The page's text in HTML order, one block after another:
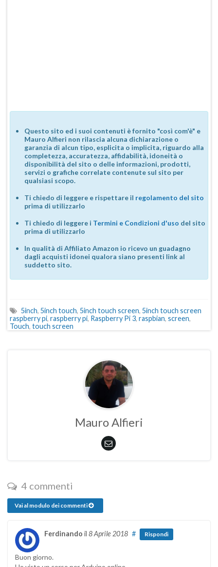
Questo sito ed i suoi contenuti è fornito "così com'è" e
Mauro Alfieri non rilascia alcuna dichiarazione o
garanzia di alcun tipo, esplicita o implicita, riguardo alla
completezza, accuratezza, affidabilità, idoneità o
disponibilità del sito o delle informazioni, prodotti,
servizi o grafiche correlate contenute sul sito per
qualsiasi scopo.
Ti chiedo di leggere e rispettare il regolamento del sito
prima di utilizzarlo
Ti chiedo di leggere i Termini e Condizioni d'uso del sito
prima di utilizzarlo
In qualità di Affiliato Amazon io ricevo un guadagno
dagli acquisti idonei qualora siano presenti link al
suddetto sito.
5inch, 5inch touch, 5inch touch screen, 5inch touch screen
raspberry pi, raspberry pi, Raspberry Pi 3, raspbian, screen,
Touch, touch screen
Mauro Alfieri
4 commenti
Vai al modulo dei commenti
Ferdinando il 8 Aprile 2018 # Rispondi
Buon giorno.